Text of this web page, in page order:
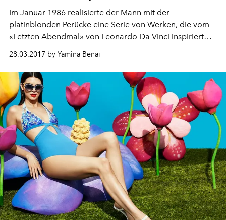
Im Januar 1986 realisierte der Mann mit der
platinblonden Perücke eine Serie von Werken, die vom
«Letzten Abendmal» von Leonardo Da Vinci inspiriert
wurden. Dreissig Jahre später, zeigt das Museum del
Novecento in Mailand das allerletzte Werk vom
vielseitigen Unruhestifter.
28.03.2017 by Yamina Benaï